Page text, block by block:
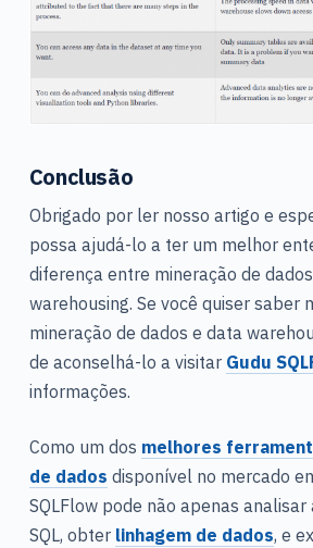
Conclusão
Obrigado por ler nosso artigo e
possa ajudá-lo a ter um melhor
diferença entre mineração de
warehousing. Se você quiser saber
mineração de dados e data
de aconselhá-lo a visitar Gudu
informações.
Como um dos melhores
de dados disponível no mercado
SQLFlow pode não apenas
SQL, obter linhagem de dados, e